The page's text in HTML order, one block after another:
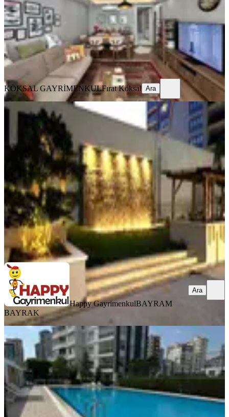
·95 m²·9. Kat·07.08.2026
7.250.000 ₺
KÖKSAL GAYRİMENKULFırat Köksal
KÖKSAL GAYRİMENKULFırat Köksal Ara
YENİ
Adana Öğretmenler Bulvarında
Ultralüks Satılık Daire
Seyhan, 2000 Evler Mahallesi
4+1·245 m² ·6. Kat ·07.08.2026
11.250.000 ₺
Happy GayrimenkulBAYRAM BAYRAK
Ara
Happy GayrimenkulBAYRAM
BAYRAK
Ara
Havuzlu Güvenlikli Sitede Çok Geniş
Ömer Bayram Yapımı 1+1 Satılık
Daire
Seyhan, Gürselpaşa Mahallesi
1+1
60 m² 07.08.2026